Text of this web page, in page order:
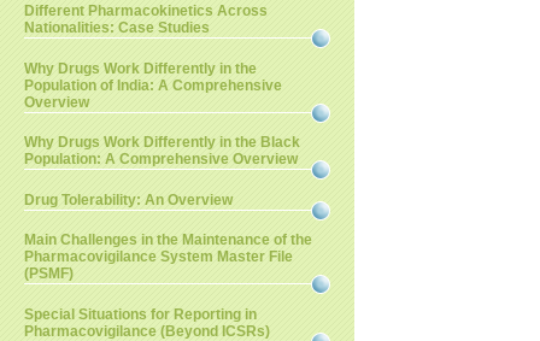
Different Pharmacokinetics Across
Nationalities: Case Studies
Why Drugs Work Differently in the
Population of India: A Comprehensive
Overview
Why Drugs Work Differently in the Black
Population: A Comprehensive Overview
Drug Tolerability: An Overview
Main Challenges in the Maintenance of the
Pharmacovigilance System Master File
(PSMF)
Special Situations for Reporting in
Pharmacovigilance (Beyond ICSRs)